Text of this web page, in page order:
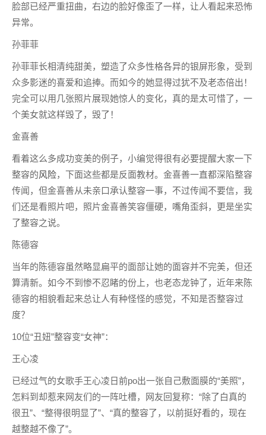
脸部已经严重扭曲，右边的脸好像歪了一样，让人看起来恐怖
异常。
孙菲菲
孙菲菲长相清纯甜美，塑造了众多性格各异的银屏形象，受到
众多影迷的喜爱和追捧。而如今的她显得过犹不及老态倍出！
完全可以用几张照片展现她惊人的变化，真的是太可惜了，一
个美女就这样毁了，毁了！
金喜善
看着这么多成功变美的例子，小编觉得很有必要提醒大家一下
整容的风险，下面这些都是反面教材。金喜善一直都深陷整容
传闻，但金喜善从未亲口承认整容一事，不过传闻不要信，我
们还是看照片吧，照片金喜善笑容僵硬，嘴角歪斜，更是坐实
了整容之说。
陈德容
当年的陈德容虽然略显扁平的面部让她的面容并不完美，但还
算清新。如今不到惨不忍睹的份上，也老态龙钟了，近年来陈
德容的相貌看起来总让人有种怪怪的感觉，不知是否整容过
度？
10位“丑妞”整容变“女神”：
王心凌
已经过气的女歌手王心凌日前po出一张自己敷面膜的“美照”，
怎料到却惹来网友们的一阵吐槽，网友回复称：“除了白真的
很丑”、“整得很明显了”、“真的整容了，以前挺好看的，现在
越整越不像了”。